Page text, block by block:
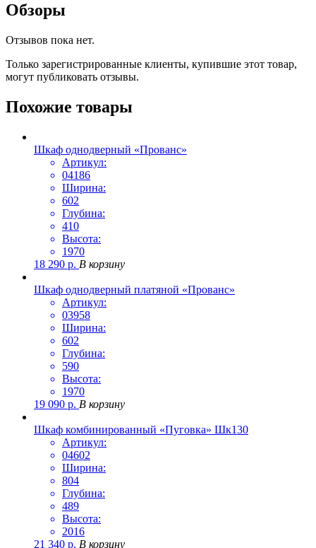
Обзоры
Отзывов пока нет.
Только зарегистрированные клиенты, купившие этот товар,
могут публиковать отзывы.
Похожие товары
Шкаф однодверный «Прованс»
Артикул:
04186
Ширина:
602
Глубина:
410
Высота:
1970
18 290 р. В корзину
Шкаф однодверный платяной «Прованс»
Артикул:
03958
Ширина:
602
Глубина:
590
Высота:
1970
19 090 р. В корзину
Шкаф комбинированный «Пуговка» Шк130
Артикул:
04602
Ширина:
804
Глубина:
489
Высота:
2016
21 340 р. В корзину